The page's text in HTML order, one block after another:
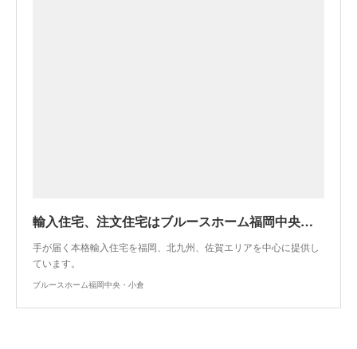
輸入住宅、注文住宅はブルースホーム福岡中央・小倉
手が届く本格輸入住宅を福岡、北九州、佐賀エリアを中心に提供し
ています。
ブルースホーム福岡中央・小倉